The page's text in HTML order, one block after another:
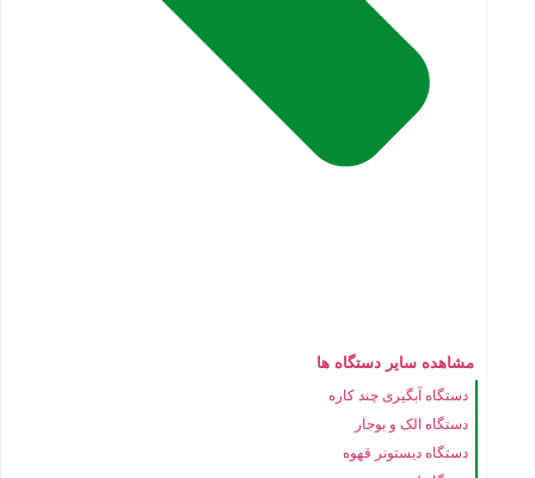
مشاهده سایر دستگاه ها
دستگاه آبگیری چند کاره
دستگاه الک و بوجار
دستگاه دیستونر قهوه